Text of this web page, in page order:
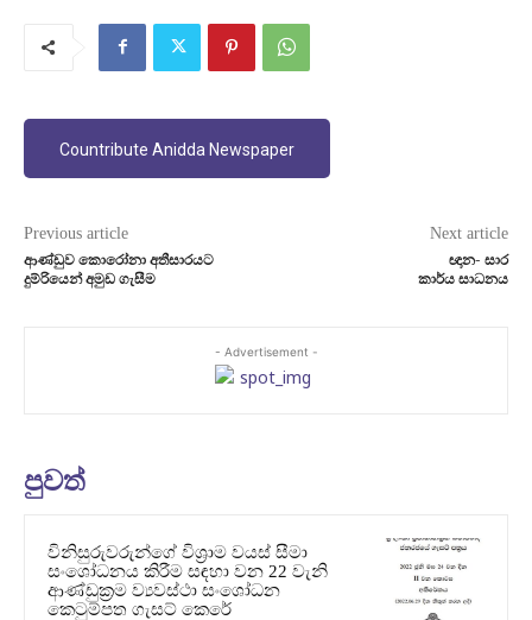
Countribute Anidda Newspaper
Previous article
ආණ්ඩුව කොරෝනා අතීසාරයට
දුම්රියෙන් අමුඩ ගැසීම
Next article
ඥාන- සාර
කාර්ය සාධනය
- Advertisement -
පුවත්
විනිසුරුවරුන්ගේ විශ්‍රාම වයස් සීමා
සංශෝධනය කිරීම සඳහා වන 22 වැනි
ආණ්ඩුක්‍රම ව්‍යවස්ථා සංශෝධන
කෙටුම්පත ගැසට් කෙරේ